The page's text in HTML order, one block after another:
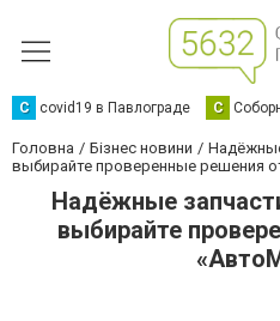
C covid19 в Павлограде С
Головна Бізнес новини
выбирайте проверенные решения
Надёжные
выбирайте